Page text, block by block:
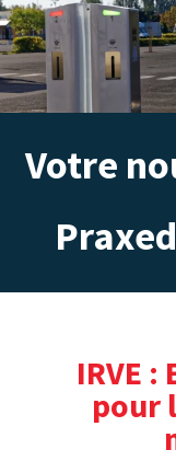
Votre
IRVE
pour